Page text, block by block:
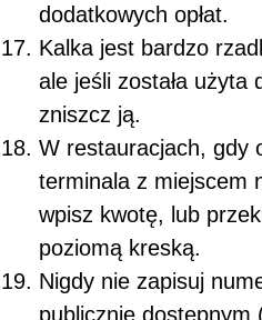
dodatkowych opłat.
Kalka jest bardzo
ale jeśli została użyta
zniszcz ją.
W restauracjach, gdy
terminala z miejscem
wpisz kwotę, lub
poziomą kreską.
Nigdy nie zapisuj
publicznie dostępnym